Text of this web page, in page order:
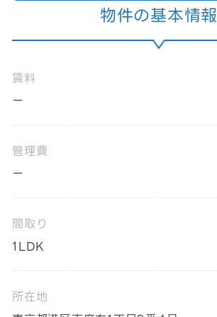
物件の基本情報
賃料
ー
管理費
ー
間取り
1LDK
所在地